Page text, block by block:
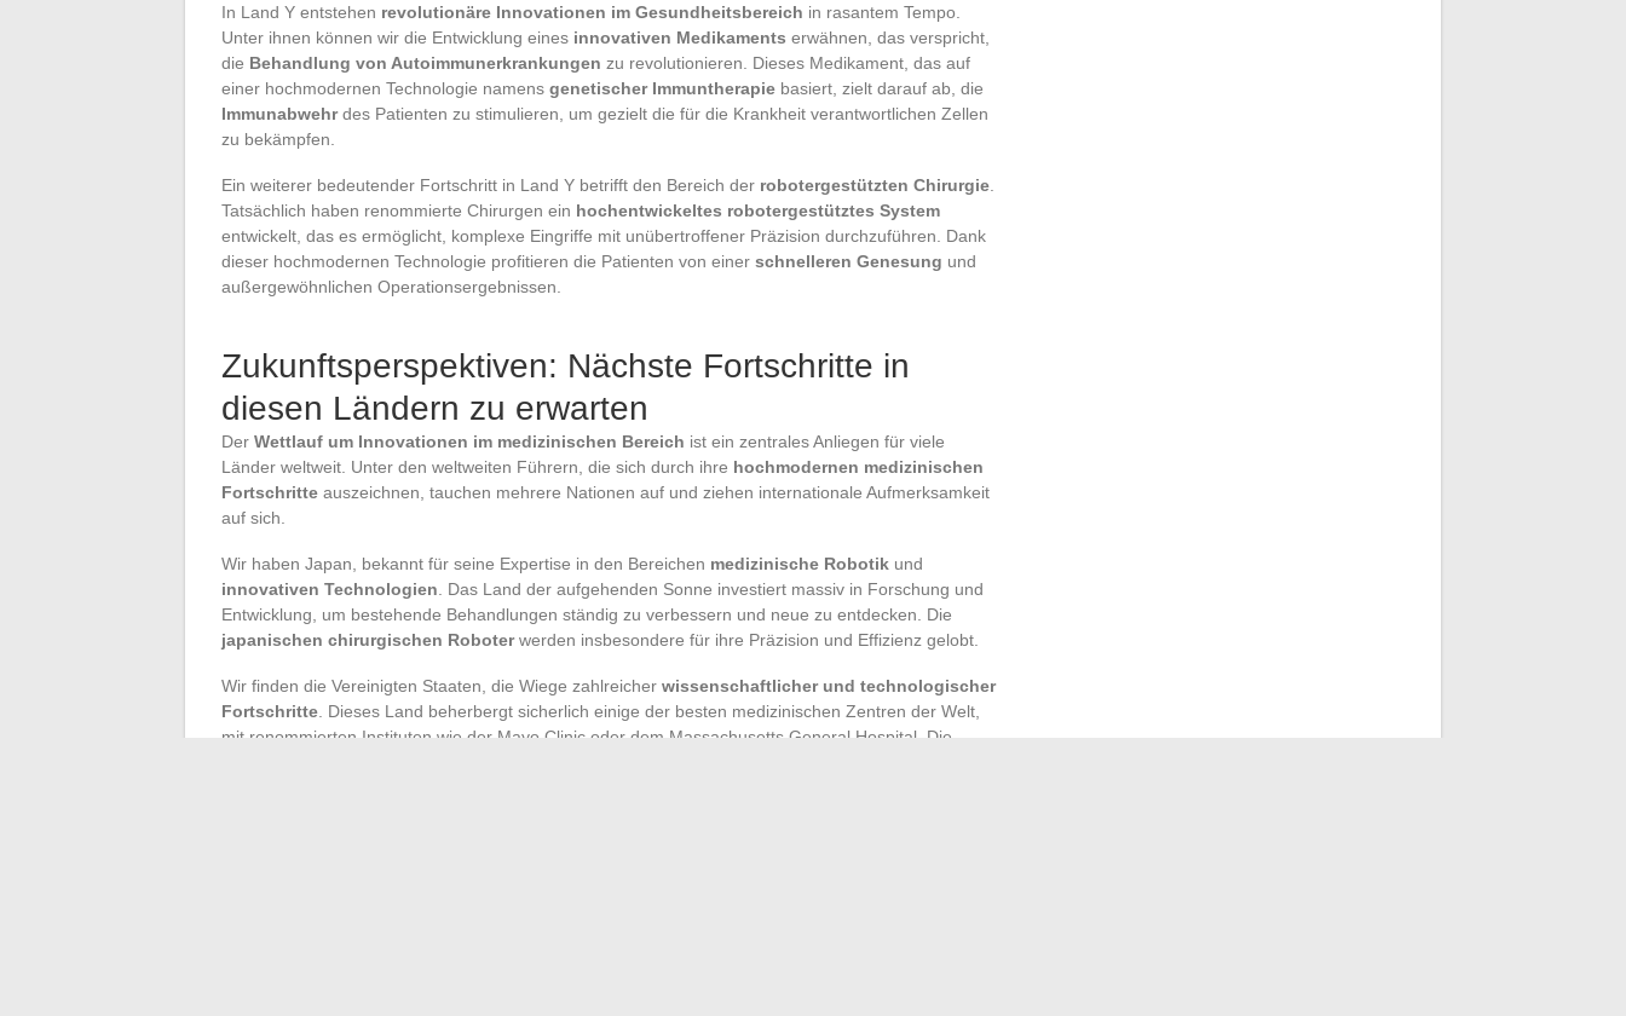
In Land Y entstehen revolutionäre Innovationen im Gesundheitsbereich in rasantem Tempo.
Unter ihnen können wir die Entwicklung eines innovativen Medikaments erwähnen, das verspricht,
die Behandlung von Autoimmunerkrankungen zu revolutionieren. Dieses Medikament, das auf
einer hochmodernen Technologie namens genetischer Immuntherapie basiert, zielt darauf ab, die
Immunabwehrdes Patienten zu stimulieren, um gezielt die für die Krankheit verantwortlichen Zellen
zu bekämpfen.
Ein weiterer bedeutender Fortschritt in Land Y betrifft den Bereich der robotergestützten Chirurgie
Tatsächlich haben renommierte Chirurgen ein hochentwickeltes robotergestütztes System
entwickelt, das es ermöglicht, komplexe Eingriffe mit unübertroffener Präzision durchzuführen. Dank
dieser hochmodernen Technologie profitieren die Patienten von einer schnelleren Genesung und
außergewöhnlichen Operationsergebnissen.
Zukunftsperspektiven: Nächste Fortschritte in
diesen Ländern zu erwarten
Der Wettlauf um Innovationen im medizinischen Bereich ist ein zentrales Anliegen für viele
Länder weltweit. Unter den weltweiten Führern, die sich durch ihre hochmodernen medizinischen
Fortschritte auszeichnen, tauchen mehrere Nationen auf und ziehen internationale Aufmerksamkeit
auf sich.
Wir haben Japan, bekannt für seine Expertise in den Bereichen medizinische Robotik und
innovativen Technologien . Das Land der aufgehenden Sonne investiert massiv in Forschung und
Entwicklung, um bestehende Behandlungen ständig zu verbessern und neue zu entdecken. Die
japanischen chirurgischen Roboterwerden insbesondere für ihre Präzision und Effizienz gelobt.
Wir finden die Vereinigten Staaten, die Wiege zahlreicher wissenschaftlicher und technologischer
Fortschritte . Dieses Land beherbergt sicherlich einige der besten medizinischen Zentren der Welt,
mit renommierten Instituten wie der Mayo Clinic oder dem Massachusetts General Hospital. Die